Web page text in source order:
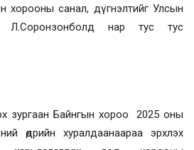
хорооны санал, дүгнэлтийг Улсын
нар тус тус
зургаан Байнгын хороо 2025 оны
өдрийн хуралдаанаараа эрхлэх